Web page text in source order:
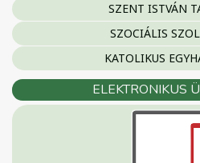
SZENT ISTVÁN
SZOCIÁLIS
KATOLIKUS
ELEKTRONIKUS